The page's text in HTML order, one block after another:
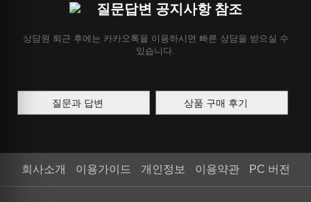
질문답변 공지사항 참조
상담원 퇴근 후에는 카카오톡을 이용하시면 빠른 상담을 받으실 수
있습니다.
질문과 답변 상품 구매 후기
회사소개 이용가이드 개인정보 이용약관 PC 버전